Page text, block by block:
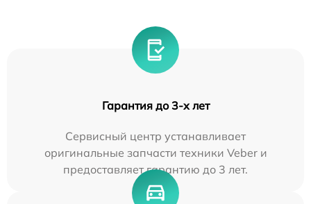
Гарантия до 3-х лет
Сервисный центр устанавливает
оригинальные запчасти техники Veber и
предоставляет гарантию до 3 лет.